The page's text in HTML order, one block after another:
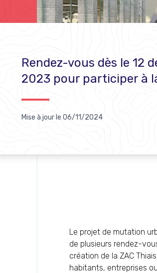
Rendez-vous dès le 12
2023 pour participer à
Mise à jour le 06/11/2024
Le projet de mutation
de plusieurs rendez-
création de la ZAC
habitants, entreprises